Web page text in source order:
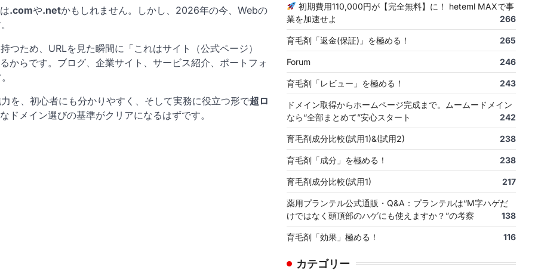
.comや.netかもしれません。しかし、2026年の今、Webの
つため、URLを見た瞬間に「これはサイト（公式ページ）
からです。ブログ、企業サイト、サービス紹介、ポートフォ
を、初心者にも分かりやすく、そして実務に役立つ形で超ロ
メイン選びの基準がクリアになるはずです。
初期費用110,000円が【完全無料】に！ heteml MAXで事
業を加速せよ
266
育毛剤「返金(保証)」を極める！ 265
Forum 246
育毛剤「レビュー」を極める！ 243
ドメイン取得からホームページ完成まで。ムームードメイン
なら“全部まとめて”安心スタート
242
育毛剤成分比較(試用1)&(試用2) 238
育毛剤「成分」を極める！ 238
育毛剤成分比較(試用1) 217
薬用プランテル公式通販・Q&A：プランテルは“M字ハゲだ
けではなく頭頂部のハゲにも使えますか？”の考察
138
育毛剤「効果」極める！ 116
カテゴリー